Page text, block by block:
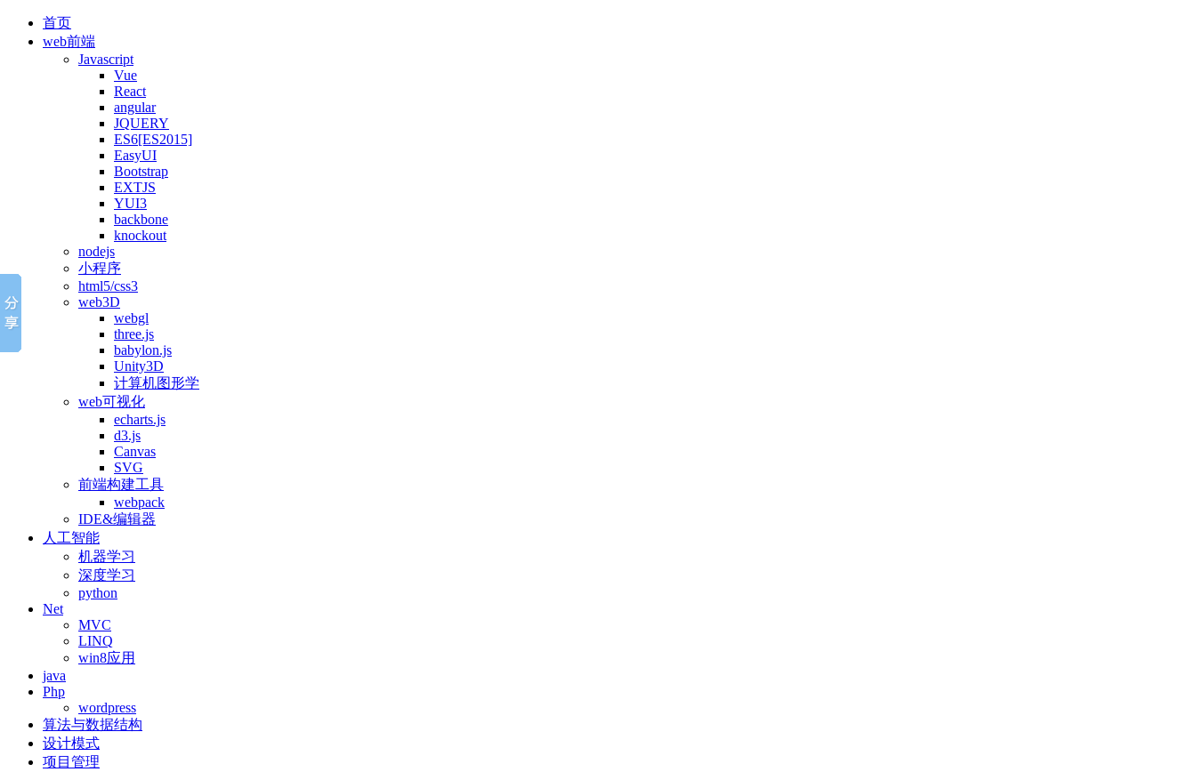
首页
web前端
Javascript
Vue
React
angular
JQUERY
ES6[ES2015]
EasyUI
Bootstrap
EXTJS
YUI3
backbone
knockout
nodejs
小程序
html5/css3
web3D
webgl
three.js
babylon.js
Unity3D
计算机图形学
web可视化
echarts.js
d3.js
Canvas
SVG
前端构建工具
webpack
IDE&编辑器
人工智能
机器学习
深度学习
python
Net
MVC
LINQ
win8应用
java
Php
wordpress
算法与数据结构
设计模式
项目管理